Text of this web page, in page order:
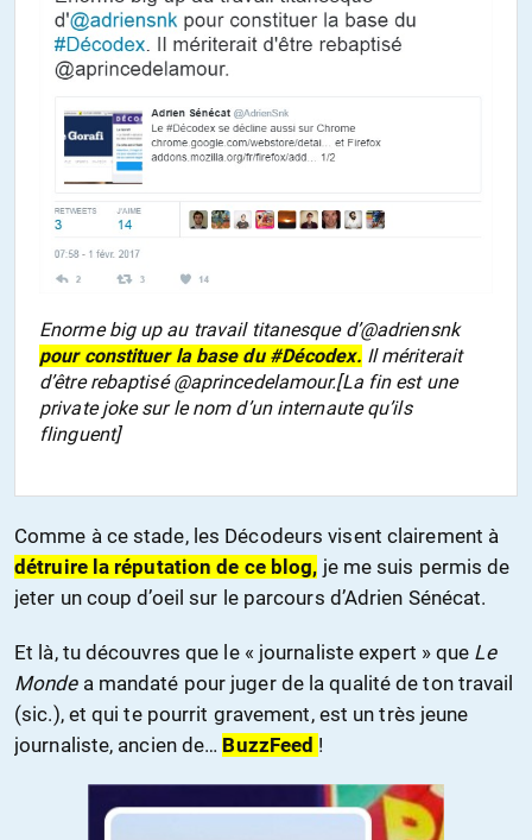
Enorme big up au travail titanesque d’@adriensnk
pour constituer la base du #Décodex. Il mériterait
d’être rebaptisé @aprincedelamour.[La fin est une
private joke sur le nom d’un internaute qu’ils
flinguent]
Comme à ce stade, les Décodeurs visent clairement à
détruire la réputation de ce blog, je me suis permis de
jeter un coup d’oeil sur le parcours d’Adrien Sénécat.
Et là, tu découvres que le « journaliste expert » que Le
Mondea mandaté pour juger de la qualité de ton travail
(sic.), et qui te pourrit gravement, est un très jeune
journaliste, ancien de… BuzzFeed !